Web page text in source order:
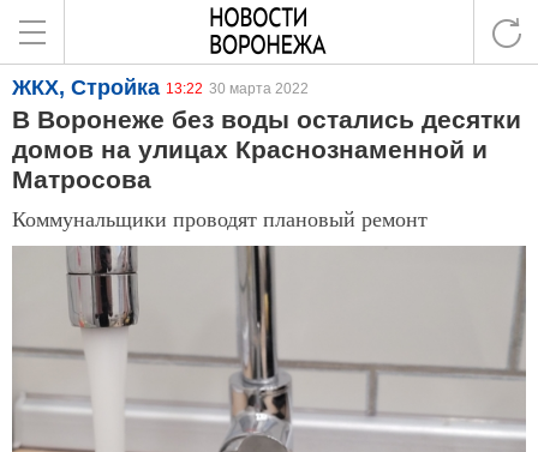
ЖКХ, Стройка 13:22 30 марта 2022
В Воронеже без воды остались десятки
домов на улицах Краснознаменной и
Матросова
Коммунальщики проводят плановый ремонт